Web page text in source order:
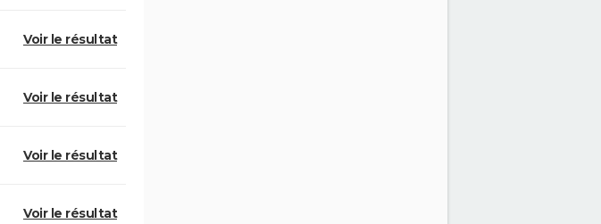
Voir le résultat
Voir le résultat
Voir le résultat
Voir le résultat